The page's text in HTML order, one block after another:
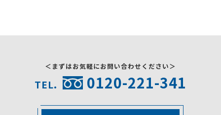
＜まずはお気軽にお問い合わせください＞
TEL. 0120-221-341